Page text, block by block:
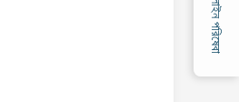
অনলাইন পরিষেবা